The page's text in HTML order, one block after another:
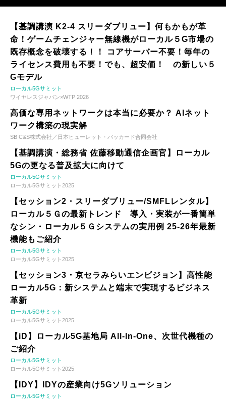
【基調講演 K2-4 スリーダブリュー】何もかもが革
命！ゲームチェンジャー無線機がローカル５G市場の
既存概念を破壊する！！ コアサーバー不要！毎年の
ライセンス費用も不要！でも、超安価！ の新しい５
Gモデル
ローカル5Gサミット
ワイヤレスジャパン×WTP 2026
高価な専用ネットワークは本当に必要か？ AIネット
ワーク構築の現実解
SB C&S株式会社／日本ヒューレット・パッカード合同会社
【基調講演・総務省 佐藤移動通信企画官】ローカル
5Gの更なる普及拡大に向けて
ローカル5Gサミット
ローカル5Gサミット2025
【セッション2・スリーダブリュー/SMFLレンタル】
ローカル５Ｇの最新トレンド 導入・実装が一番簡単
なシン・ローカル５Ｇシステムの実用例 25-26年最新
機能もご紹介
ローカル5Gサミット
ローカル5Gサミット2025
【セッション3・京セラみらいエンビジョン】高性能
ローカル5G：新システムと端末で実現するビジネス
革新
ローカル5Gサミット
ローカル5Gサミット2025
【iD】ローカル5G基地局 All-In-One、次世代機種の
ご紹介
ローカル5Gサミット
ローカル5Gサミット2025
【IDY】IDYの産業向け5Gソリューション
ローカル5Gサミット